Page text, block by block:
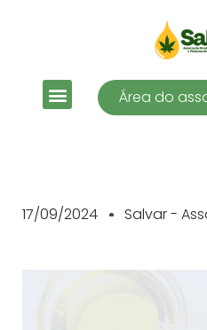
Área do
17/09/2024 Salvar -